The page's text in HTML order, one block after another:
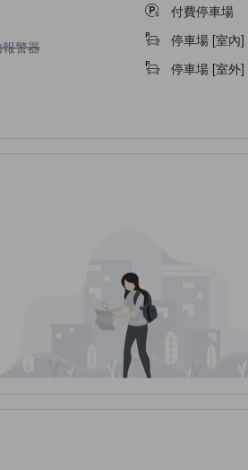
器不適用
警器
付費停車場
停車場 [室內]
停車場 [室外]